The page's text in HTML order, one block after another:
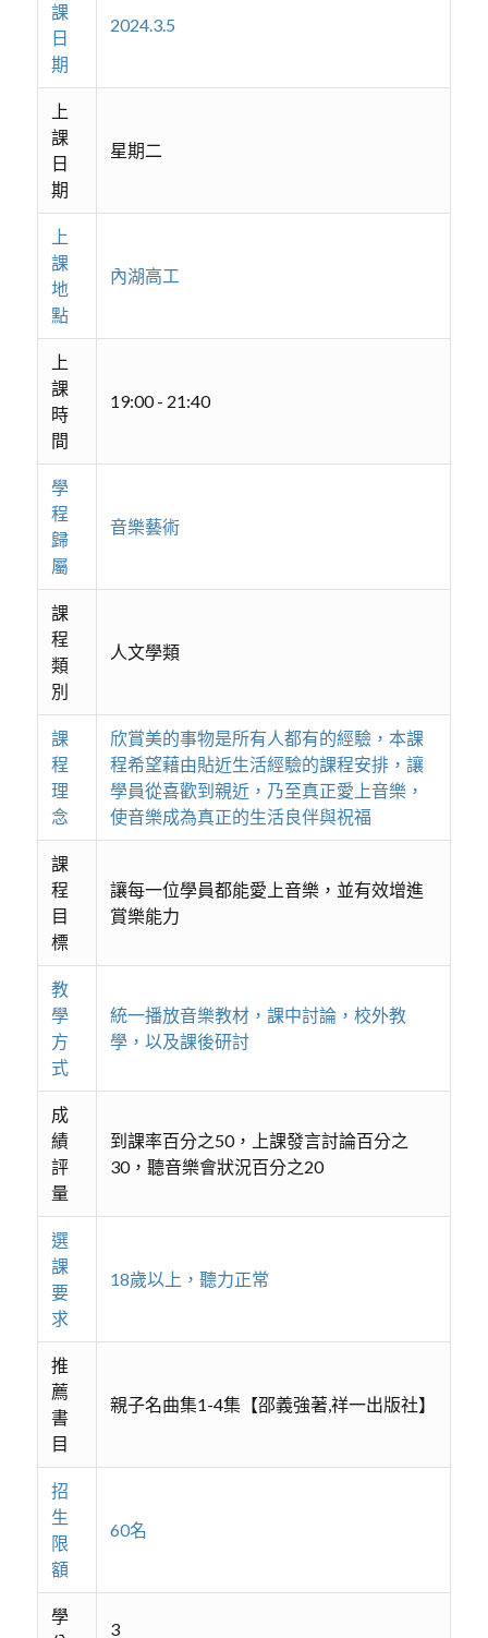
課
日
期
2024.3.5
上
課
日
期
星期二
上
課
地
點
內湖高工
上
課
時
間
19:00 - 21:40
學
程
歸
屬
音樂藝術
課
程
類
別
人文學類
課
程
理
念
欣賞美的事物是所有人都有的經驗，本課
程希望藉由貼近生活經驗的課程安排，讓
學員從喜歡到親近，乃至真正愛上音樂，
使音樂成為真正的生活良伴與祝福
課
程
目
標
讓每一位學員都能愛上音樂，並有效增進
賞樂能力
教
學
方
式
統一播放音樂教材，課中討論，校外教
學，以及課後研討
成
績
評
量
到課率百分之50，上課發言討論百分之
30，聽音樂會狀況百分之20
選
課
要
求
18歲以上，聽力正常
推
薦
書
目
親子名曲集1-4集【邵義強著,祥一出版社】
招
生
限
額
60名
學
3